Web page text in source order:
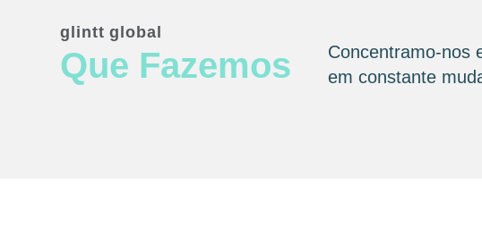
glintt global
Que Fazemos
Concentramo-nos
em constante